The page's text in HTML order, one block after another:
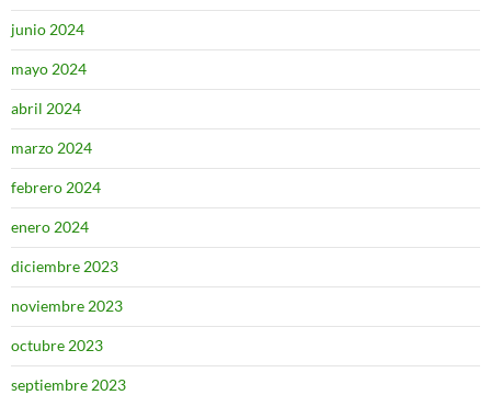
junio 2024
mayo 2024
abril 2024
marzo 2024
febrero 2024
enero 2024
diciembre 2023
noviembre 2023
octubre 2023
septiembre 2023